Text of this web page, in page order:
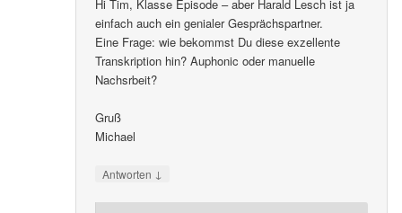
Hi Tim, Klasse Episode – aber Harald Lesch ist ja
einfach auch ein genialer Gesprächspartner.
Eine Frage: wie bekommst Du diese exzellente
Transkription hin? Auphonic oder manuelle
Nachsrbeit?
Gruß
Michael
Antworten ↓